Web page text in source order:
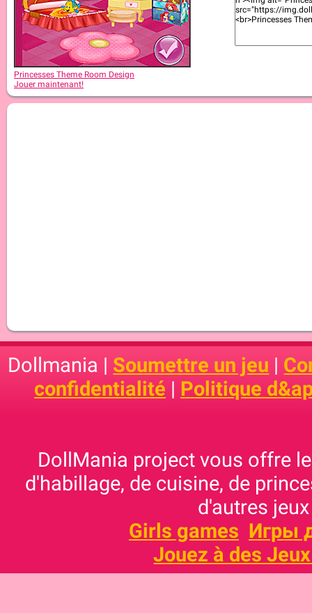
Princesses Theme Room Design
Jouer maintenant!
Dollmania | Soumettre un jeu |
confidentialité | Politique
DollMania project vous offre
d'habillage, de cuisine, de
d'autres
Girls games Игры
Jouez à des